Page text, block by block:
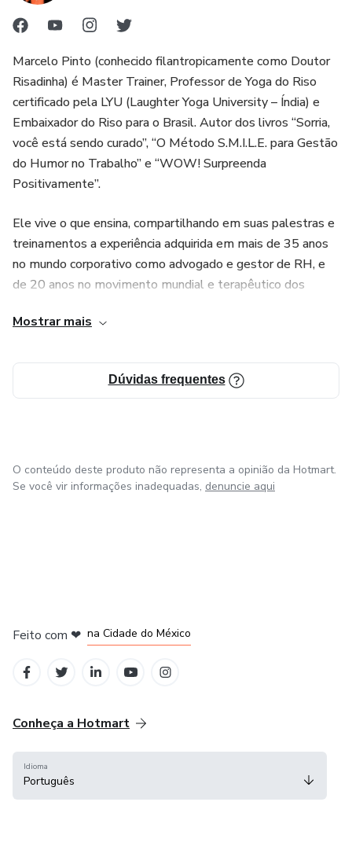
Quem já curtiu o Yoga do Riso com o Doutor Risadinha?
“Se você está procurando um curso de Yoga do Riso que
seja divertido, relaxante e transformador, eu recomendo o
professor Marcelo Pinto. Ele é um profissional experiente,
qualificado e dedicado, que sabe conduzir as sessões de
forma leve e dinâmica.” André de Rose (Escritor,
Palestrante, Formador e Instrutor de Yoga)
riso em meus treinamentos e atendimentos individuais e
isso trouxe maior transformação na vida de meus clientes.
Super indico o curso, sem falar no Marcelo que foi um
professor fantástico, com muita didática e animação” Ligia
Galvani (Fonoaudióloga e Treinadora Comportamental)
para o mundo corporativo. Com sua vasta experiência,
Marcelo Pinto nos mostra como colocar o Riso no mundo
Marcelo Pinto (conhecido filantropicamente como Doutor
Risadinha) é Master Trainer, Professor de Yoga do Riso
certificado pela LYU (Laughter Yoga University – Índia) e
Embaixador do Riso para o Brasil. Autor dos livros “Sorria,
você está sendo curado”, “O Método S.M.I.L.E. para Gestão
do Humor no Trabalho” e “WOW! Surpreenda
Positivamente”.
Ele vive o que ensina, compartilhando em suas palestras e
treinamentos a experiência adquirida em mais de 35 anos
no mundo corporativo como advogado e gestor de RH, e
de 20 anos no movimento mundial e terapêutico dos
Associação Brasileira dos Profissionais de Yoga do Riso e
Seu Slogan é “Sorria e Tenha um Bom e Lucrativo Dia”
Mostrar mais
Dúvidas frequentes
O conteúdo deste produto não representa a opinião da Hotmart.
Se você vir informações inadequadas, denuncie aqui
Feito com ❤ na Cidade do México
Conheça a Hotmart
Idioma
Português